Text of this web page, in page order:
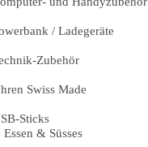
/ Ladegeräte
Zubehör
Swiss Made
Sticks
Essen & Süsses